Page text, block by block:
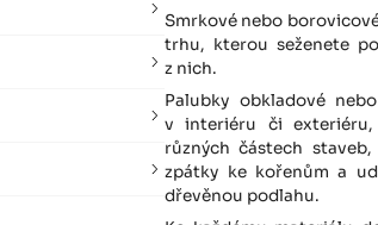
Smrkové nebo
trhu, kterou seženete
z nich.
Palubky obkladové
v interiéru či exteriéru,
různých částech
zpátky ke kořenům a
dřevěnou podlahu.